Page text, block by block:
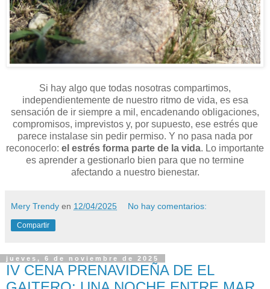
Si hay algo que todas nosotras compartimos,
independientemente de nuestro ritmo de vida, es esa
sensación de ir siempre a mil, encadenando obligaciones,
compromisos, imprevistos y, por supuesto, ese estrés que
parece instalase sin pedir permiso. Y no pasa nada por
reconocerlo: el estrés forma parte de la vida. Lo importante
es aprender a gestionarlo bien para que no termine
afectando a nuestro bienestar.
Mery Trendy en 12/04/2025 No hay comentarios:
Compartir
jueves, 6 de noviembre de 2025
IV CENA PRENAVIDEÑA DE EL